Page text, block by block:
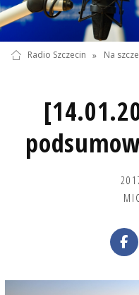
Radio Szczecin » Na